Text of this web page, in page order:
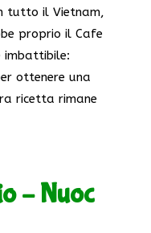
tutto il Vietnam,
proprio il Cafe
imbattibile:
ottenere una
ricetta rimane
– Nuoc